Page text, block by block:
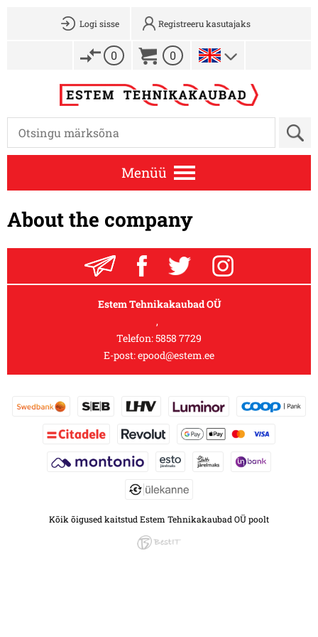
Logi sisse Registreeru kasutajaks
0 0
Menüü
About the company
Estem Tehnikakaubad OÜ
,
Telefon:5858 7729
E-post:epood@estem.ee
Kõik õigused kaitstud Estem Tehnikakaubad OÜ poolt